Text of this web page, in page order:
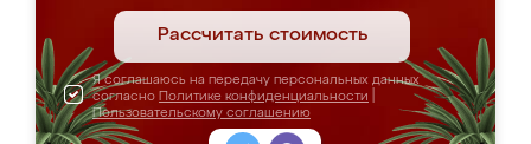
Рассчитать стоимость
Я соглашаюсь на передачу персональных данных
согласно Политике конфиденциальности
Пользовательскому соглашению